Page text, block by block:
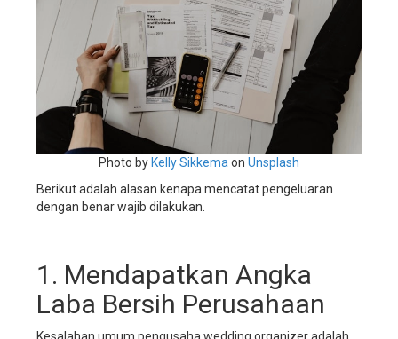
Photo by Kelly Sikkemaon Unsplash
Berikut adalah alasan kenapa mencatat pengeluaran
dengan benar wajib dilakukan.
1. Mendapatkan Angka
Laba Bersih Perusahaan
manajemen
manajemen
wedding
organizer,
manajemen
service,
aplikasi
manajemen